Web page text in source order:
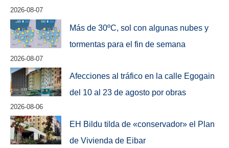
2026-08-07
Más de 30ºC, sol con algunas nubes y
tormentas para el fin de semana
2026-08-07
Afecciones al tráfico en la calle Egogain
del 10 al 23 de agosto por obras
2026-08-06
EH Bildu tilda de «conservador» el Plan
de Vivienda de Eibar